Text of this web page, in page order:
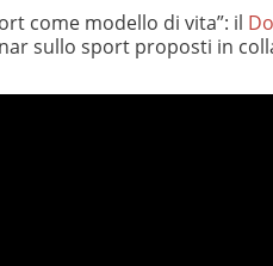
come modello di vita”: il
sullo sport proposti in